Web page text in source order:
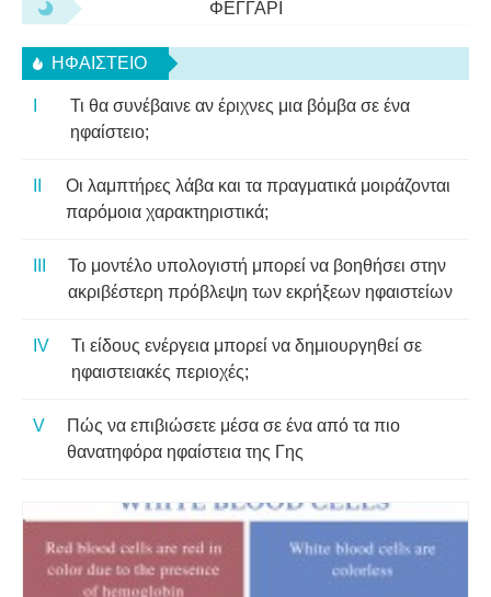
ΦΕΓΓΆΡΙ
ΗΦΑΊΣΤΕΙΟ
Τι θα συνέβαινε αν έριχνες μια βόμβα σε ένα
ηφαίστειο;
Οι λαμπτήρες λάβα και τα πραγματικά μοιράζονται
παρόμοια χαρακτηριστικά;
Το μοντέλο υπολογιστή μπορεί να βοηθήσει στην
ακριβέστερη πρόβλεψη των εκρήξεων ηφαιστείων
Τι είδους ενέργεια μπορεί να δημιουργηθεί σε
ηφαιστειακές περιοχές;
Πώς να επιβιώσετε μέσα σε ένα από τα πιο
θανατηφόρα ηφαίστεια της Γης